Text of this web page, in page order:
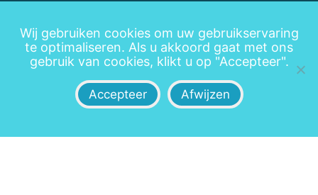
Disclaimer Privacy Leveringsvoorwaarden
Wij gebruiken cookies om uw gebruikservaring
te optimaliseren. Als u akkoord gaat met ons
gebruik van cookies, klikt u op "Accepteer".
Accepteer Afwijzen